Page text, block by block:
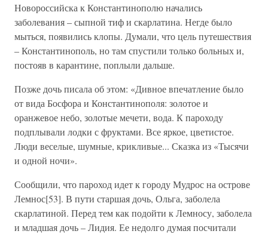
Новороссийска к Константинополю начались
заболевания – сыпной тиф и скарлатина. Негде было
мыться, появились клопы. Думали, что цель путешествия
– Константинополь, но там спустили только больных и,
постояв в карантине, поплыли дальше.
Позже дочь писала об этом: «Дивное впечатление было
от вида Босфора и Константинополя: золотое и
оранжевое небо, золотые мечети, вода. К пароходу
подплывали лодки с фруктами. Все яркое, цветистое.
Люди веселые, шумные, крикливые... Сказка из «Тысячи
и одной ночи».
Сообщили, что пароход идет к городу Мудрос на острове
Лемнос[53]. В пути старшая дочь, Ольга, заболела
скарлатиной. Перед тем как подойти к Лемносу, заболела
и младшая дочь – Лидия. Ее недолго думая посчитали